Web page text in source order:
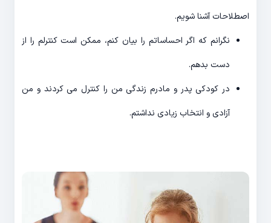
اصطلاحات آشنا شویم.
نگرانم که اگر احساساتم را بیان کنم، ممکن است کنترلم را از
دست بدهم.
در کودکی پدر و مادرم زندگی من را کنترل می کردند و من
آزادی و انتخاب زیادی نداشتم.